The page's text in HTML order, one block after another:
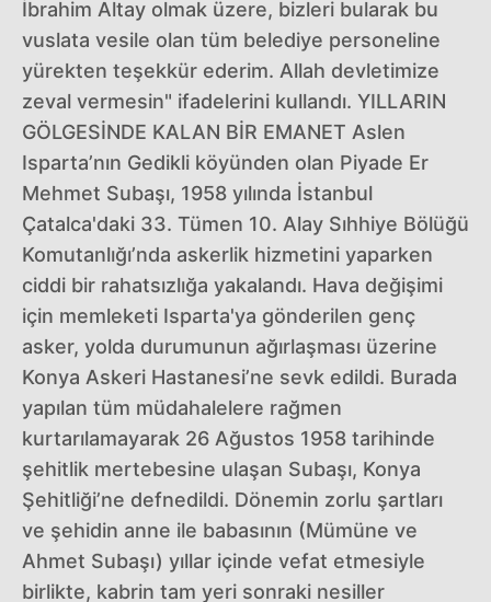
İbrahim Altay olmak üzere, bizleri bularak bu
vuslata vesile olan tüm belediye personeline
yürekten teşekkür ederim. Allah devletimize
zeval vermesin" ifadelerini kullandı. YILLARIN
GÖLGESİNDE KALAN BİR EMANET Aslen
Isparta’nın Gedikli köyünden olan Piyade Er
Mehmet Subaşı, 1958 yılında İstanbul
Çatalca'daki 33. Tümen 10. Alay Sıhhiye Bölüğü
Komutanlığı’nda askerlik hizmetini yaparken
ciddi bir rahatsızlığa yakalandı. Hava değişimi
için memleketi Isparta'ya gönderilen genç
asker, yolda durumunun ağırlaşması üzerine
Konya Askeri Hastanesi’ne sevk edildi. Burada
yapılan tüm müdahalelere rağmen
kurtarılamayarak 26 Ağustos 1958 tarihinde
şehitlik mertebesine ulaşan Subaşı, Konya
Şehitliği’ne defnedildi. Dönemin zorlu şartları
ve şehidin anne ile babasının (Mümüne ve
Ahmet Subaşı) yıllar içinde vefat etmesiyle
birlikte, kabrin tam yeri sonraki nesiller